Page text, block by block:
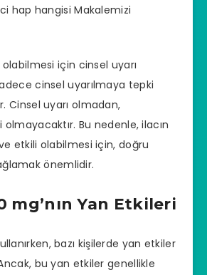
hap hangisi Makalemizi
olabilmesi için cinsel uyarı
cinsel uyarılmaya tepki
Cinsel uyarı olmadan,
olmayacaktır. Bu nedenle, ilacın
etkili olabilmesi için, doğru
önemlidir.
mg’nın Yan Etkileri
bazı kişilerde yan etkiler
bu yan etkiler genellikle